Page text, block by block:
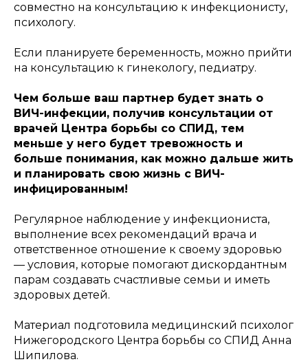
совместно на консультацию к инфекционисту,
психологу.
Если планируете беременность, можно прийти
на консультацию к гинекологу, педиатру.
Чем больше ваш партнер будет знать о
ВИЧ-инфекции, получив консультации от
врачей Центра борьбы со СПИД, тем
меньше у него будет тревожность и
больше понимания, как можно дальше жить
и планировать свою жизнь с ВИЧ-
инфицированным!
Регулярное наблюдение у инфекциониста,
выполнение всех рекомендаций врача и
ответственное отношение к своему здоровью
— условия, которые помогают дискордантным
парам создавать счастливые семьи и иметь
здоровых детей.
Материал подготовила медицинский психолог
Нижегородского Центра борьбы со СПИД Анна
Шипилова.